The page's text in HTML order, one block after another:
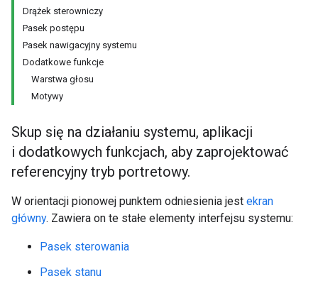
Drążek sterowniczy
Pasek postępu
Pasek nawigacyjny systemu
Dodatkowe funkcje
Warstwa głosu
Motywy
Skup się na działaniu systemu, aplikacji
i dodatkowych funkcjach, aby zaprojektować
referencyjny tryb portretowy.
W orientacji pionowej punktem odniesienia jest ekran
główny. Zawiera on te stałe elementy interfejsu systemu:
Pasek sterowania
Pasek stanu